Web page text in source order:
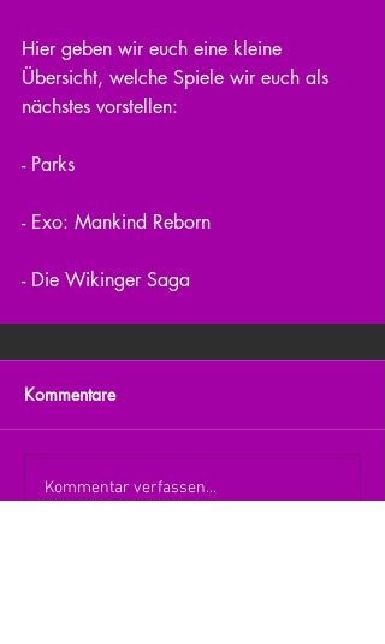
Hier geben wir euch eine kleine
Übersicht, welche Spiele wir euch als
nächstes vorstellen:
- Parks
- Exo: Mankind Reborn
- Die Wikinger Saga
Kommentare
Kommentar verfassen...